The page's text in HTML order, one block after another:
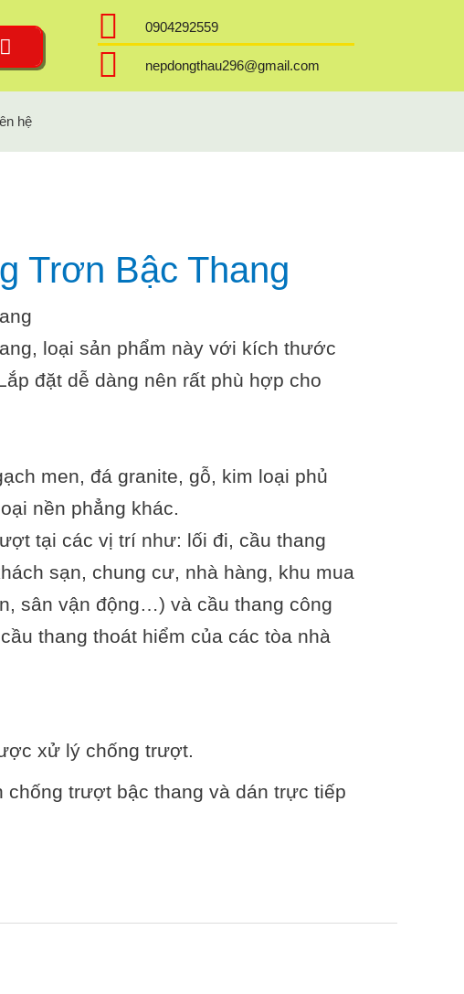
0904292559
nepdongthau296@gmail.com
hệ
Trơn Bậc Thang
loại sản phẩm này với kích thước
đặt dễ dàng nên rất phù hợp cho
men, đá granite, gỗ, kim loại phủ
nền phẳng khác.
tại các vị trí như: lối đi, cầu thang
sạn, chung cư, nhà hàng, khu mua
sân vận động…) và cầu thang công
thang thoát hiểm của các tòa nhà
xử lý chống trượt.
chống trượt bậc thang và dán trực tiếp